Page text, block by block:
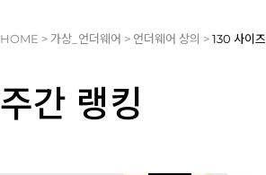
HOME > 가상_언더웨어 > 언더웨어 상의 >130 사이즈
주간 랭킹